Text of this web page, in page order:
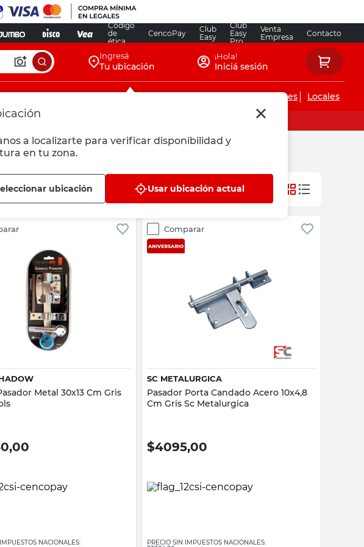
Código
de
ética
CencoPay
Club
Easy
Club
Easy
Pro
Venta
Empresa
Contacto
Ingresá
Tu ubicación
a localizarte para verificar disponibilidad y
en tu zona.
ubicación Usar ubicación actual
¡Hola!
Iniciá sesión
Servicios de instalaciones Locales
Vista rápida
Metal 30x13 Cm Gris
NACIONALES:
Comparar
Vista rápida
SC METALURGICA
Pasador Porta Candado Acero 10x4,8
Cm Gris Sc Metalurgica
$4095,00
PRECIO SIN IMPUESTOS NACIONALES: